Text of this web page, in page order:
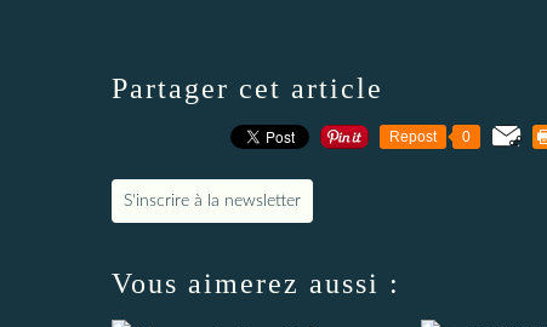
Partager cet article
Repost 0
S'inscrire à la newsletter
Vous aimerez aussi :